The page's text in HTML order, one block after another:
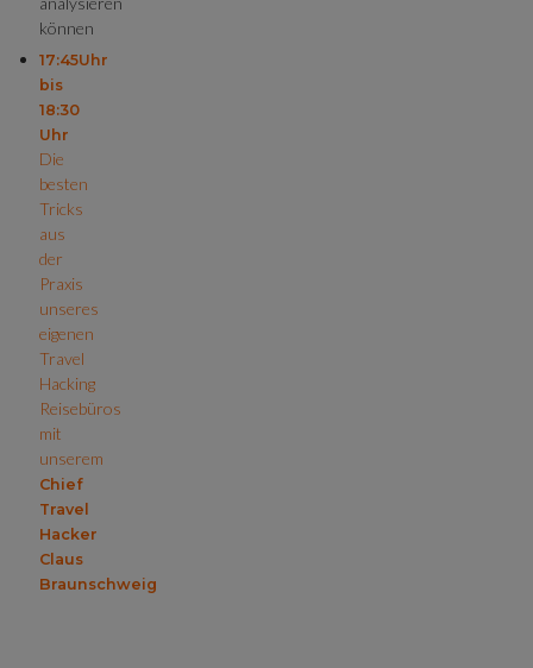
können
17:45Uhr
bis
18:30
Uhr
Die
besten
Tricks
aus
der
Praxis
unseres
eigenen
Travel
Hacking
Reisebüros
mit
unserem
Chief
Travel
Hacker
Claus
Braunschweig